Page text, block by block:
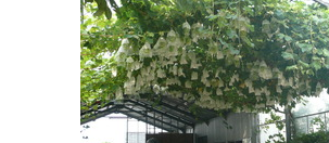
買う・おみやげ 四季のイベ
移住・定住
地方創生・地域活性化 広報・広聴
行政・計画